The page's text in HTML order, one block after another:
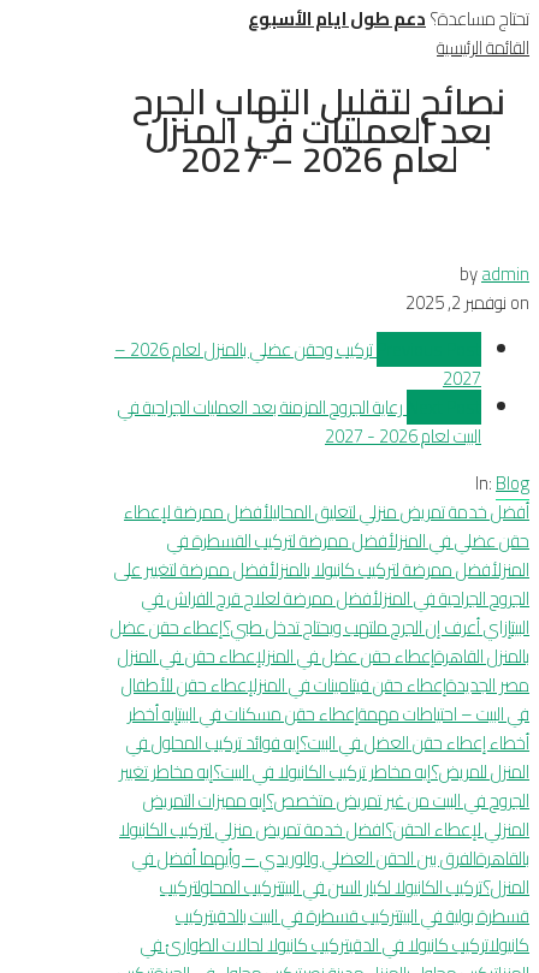
تحتاج مساعدة؟دعم طول ايام الأسبوع
القائمة الرئيسية
نصائح لتقليل التهاب الجرح
بعد العمليات في المنزل
لعام 2026 – 2027
byadmin
onنوفمبر 2, 2025
تركيب وحقن عضلي بالمنزل لعام 2026 –
2027
رعاية الجروح المزمنة بعد العمليات الجراحية في
البيت لعام 2026 - 2027
In:Blog
أفضل خدمة تمريض منزلي لتعليق المحاليلأفضل ممرضة لإعطاء
حقن عضلي في المنزلأفضل ممرضة لتركيب القسطرة في
المنزلأفضل ممرضة لتركيب كانيولا بالمنزلأفضل ممرضة لتغيير على
الجروح الجراحية في المنزلأفضل ممرضة لعلاج قرح الفراش في
البيتإزاي أعرف إن الجرح ملتهب ويحتاج تدخل طبي؟إعطاء حقن عضل
بالمنزل القاهرةإعطاء حقن عضل في المنزلإعطاء حقن في المنزل
مصر الجديدةإعطاء حقن فيتامينات في المنزلإعطاء حقن للأطفال
في البيت – احتياطات مهمةإعطاء حقن مسكنات في البيتإيه أخطر
أخطاء إعطاء حقن العضل في البيت؟إيه فوائد تركيب المحلول في
المنزل للمريض؟إيه مخاطر تركيب الكانيولا في البيت؟إيه مخاطر تغيير
الجروح في البيت من غير تمريض متخصص؟إيه مميزات التمريض
المنزلي لإعطاء الحقن؟افضل خدمة تمريض منزلي لتركيب الكانيولا
بالقاهرةالفرق بين الحقن العضلي والوريدي – وأيهما أفضل في
المنزل؟تركيب الكانيولا لكبار السن في البيتتركيب المحلولتركيب
قسطرة بولية في البيتتركيب قسطرة في البيت بالدقيتركيب
كانيولاتركيب كانيولا في الدقيتركيب كانيولا لحالات الطوارئ في